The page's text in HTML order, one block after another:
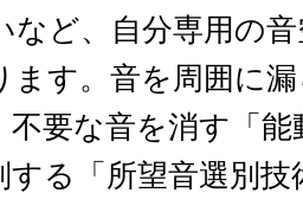
など、自分専用の
ます。音を周囲に
不要な音を消す「
する「所望音選別